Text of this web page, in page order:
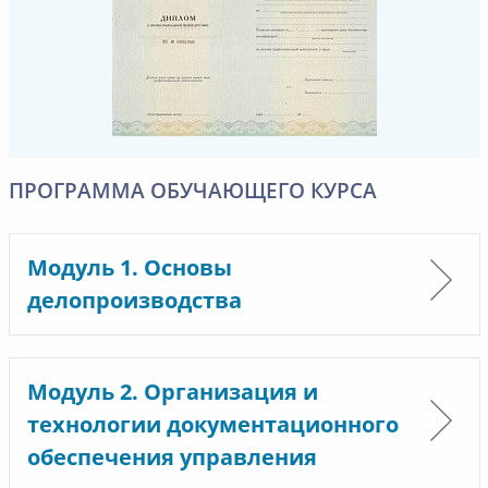
ПРОГРАММА ОБУЧАЮЩЕГО КУРСА
Модуль 1. Основы
делопроизводства
Модуль 2. Организация и
технологии документационного
обеспечения управления